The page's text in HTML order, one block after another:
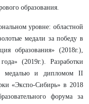
образования.
уровне: областной
медали за победу в
образования» (2018г.),
(2019г.). Разработки
медалью и дипломом II
«Экспо-Сибирь» в 2018
форума за